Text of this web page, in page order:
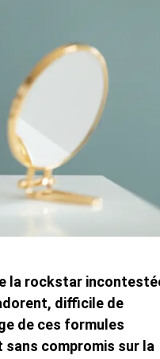
la rockstar
difficile de
de ces formules
sans compromis sur la